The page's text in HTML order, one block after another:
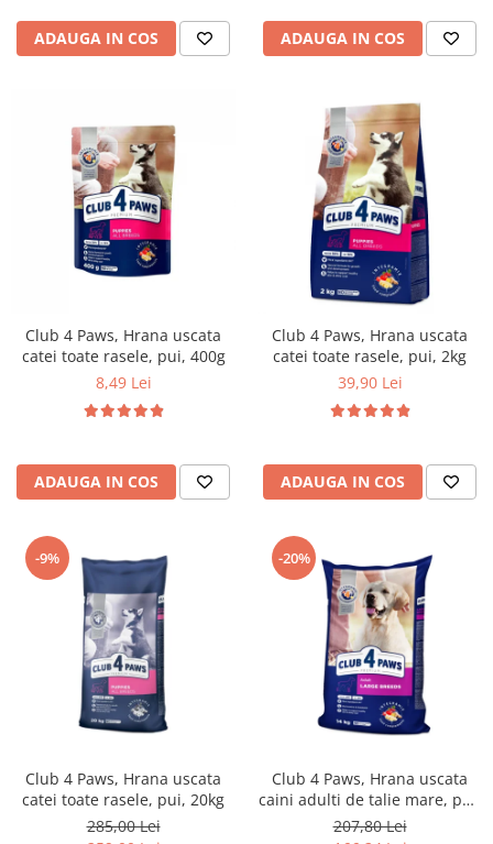
ADAUGA IN COS ADAUGA IN COS
Club 4 Paws, Hrana uscata
catei toate rasele, pui, 400g
8,49 Lei
ADAUGA IN COS
Club 4 Paws, Hrana uscata
catei toate rasele, pui, 2kg
39,90 Lei
ADAUGA IN COS
-9%
Club 4 Paws, Hrana uscata
catei toate rasele, pui, 20kg
285,00 Lei
-20%
Club 4 Paws, Hrana uscata
caini adulti de talie mare, pui,
14kg
207,80 Lei